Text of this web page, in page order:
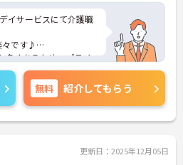
イサービスにて介護職
々です♪
多くあるため、プライ
環境◎
策ポイントなどさらに
お気軽にご相談くださ
無料 紹介してもらう
更新日：2025年12月05日